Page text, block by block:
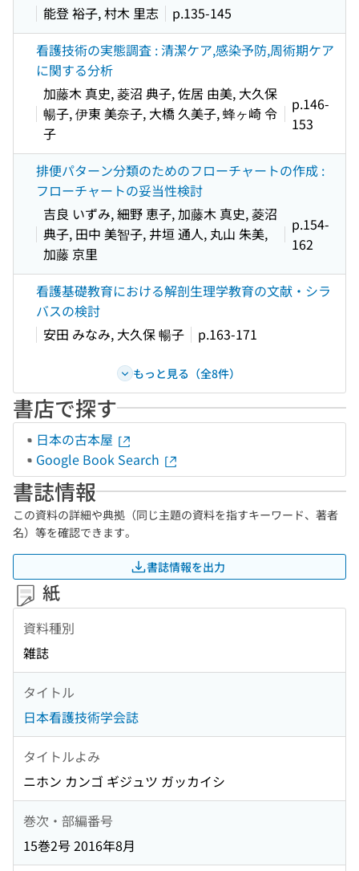
能登 裕子, 村木 里志
p.135-145
看護技術の実態調査 : 清潔ケア,感染予防,周術期ケア
に関する分析
加藤木 真史, 菱沼 典子, 佐居 由美, 大久保
暢子, 伊東 美奈子, 大橋 久美子, 蜂ヶ崎 令
子
p.146-
153
排便パターン分類のためのフローチャートの作成 :
フローチャートの妥当性検討
吉良 いずみ, 細野 恵子, 加藤木 真史, 菱沼
典子, 田中 美智子, 井垣 通人, 丸山 朱美,
加藤 京里
p.154-
162
看護基礎教育における解剖生理学教育の文献・シラ
バスの検討
安田 みなみ, 大久保 暢子
p.163-171
もっと見る（全8件）
書店で探す
日本の古本屋
Google Book Search
書誌情報
この資料の詳細や典拠（同じ主題の資料を指すキーワード、著者
名）等を確認できます。
書誌情報を出力
紙
資料種別
雑誌
タイトル
日本看護技術学会誌
タイトルよみ
ニホン カンゴ ギジュツ ガッカイシ
巻次・部編番号
15巻2号 2016年8月